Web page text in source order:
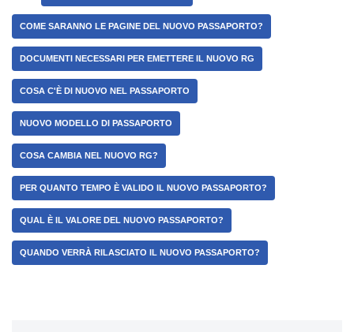
COME SARANNO LE PAGINE DEL NUOVO PASSAPORTO?
DOCUMENTI NECESSARI PER EMETTERE IL NUOVO RG
COSA C'È DI NUOVO NEL PASSAPORTO
NUOVO MODELLO DI PASSAPORTO
COSA CAMBIA NEL NUOVO RG?
PER QUANTO TEMPO È VALIDO IL NUOVO PASSAPORTO?
QUAL È IL VALORE DEL NUOVO PASSAPORTO?
QUANDO VERRÀ RILASCIATO IL NUOVO PASSAPORTO?